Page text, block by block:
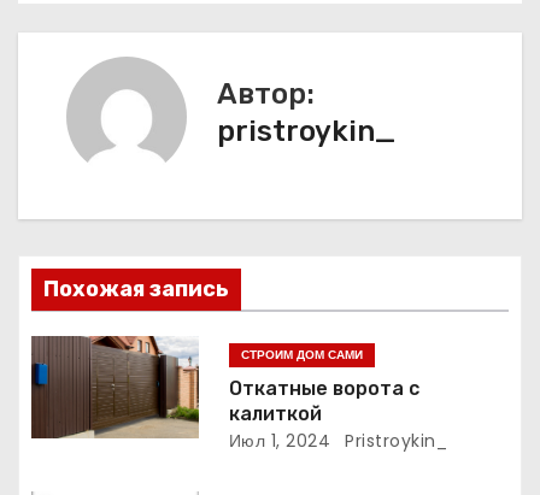
и
и
я
п
о
з
Автор:
pristroykin_
Похожая запись
СТРОИМ ДОМ САМИ
Откатные ворота с
калиткой
Июл 1, 2024 Pristroykin_